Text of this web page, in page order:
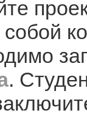
собой
.